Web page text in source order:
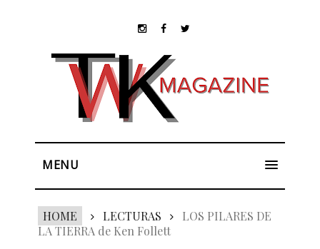
MENU
HOME LECTURAS
LOS PILARES DE
LA TIERRA de Ken Follett